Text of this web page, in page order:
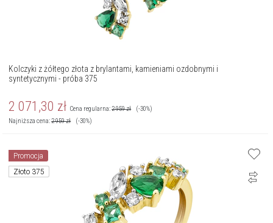
Kolczyki z żółtego złota z brylantami, kamieniami ozdobnymi i
syntetycznymi - próba 375
2 071,30 zł Cena regularna:2 959zł
(-30%)
Najniższa cena:2 959zł (-30%)
Promocja
Złoto 375